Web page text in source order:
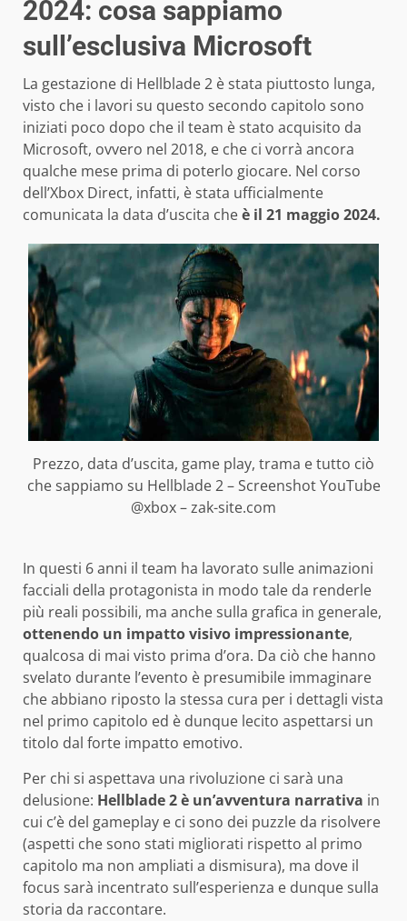
2024: cosa sappiamo
sull’esclusiva Microsoft
La gestazione di Hellblade 2 è stata piuttosto lunga,
visto che i lavori su questo secondo capitolo sono
iniziati poco dopo che il team è stato acquisito da
Microsoft, ovvero nel 2018, e che ci vorrà ancora
qualche mese prima di poterlo giocare. Nel corso
dell’Xbox Direct, infatti, è stata ufficialmente
comunicata la data d’uscita cheè il 21 maggio 2024.
Prezzo, data d’uscita, game play, trama e tutto ciò
che sappiamo su Hellblade 2 – Screenshot YouTube
@xbox – zak-site.com
In questi 6 anni il team ha lavorato sulle animazioni
facciali della protagonista in modo tale da renderle
più reali possibili, ma anche sulla grafica in generale,
ottenendo un impatto visivo impressionante,
qualcosa di mai visto prima d’ora. Da ciò che hanno
svelato durante l’evento è presumibile immaginare
che abbiano riposto la stessa cura per i dettagli vista
nel primo capitolo ed è dunque lecito aspettarsi un
titolo dal forte impatto emotivo.
Per chi si aspettava una rivoluzione ci sarà una
delusione: Hellblade 2 è un’avventura narrativa in
cui c’è del gameplay e ci sono dei puzzle da risolvere
(aspetti che sono stati migliorati rispetto al primo
capitolo ma non ampliati a dismisura), ma dove il
focus sarà incentrato sull’esperienza e dunque sulla
storia da raccontare.